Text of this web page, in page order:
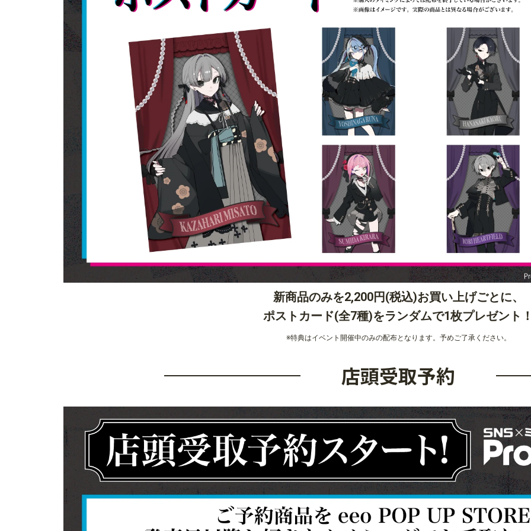
新商品のみを2,200円(税込)お買い上げごとに、
ポストカード(全7種)をランダムで1枚プレゼント
※特典はイベント開催中のみの配布となります。予めご了承ください。
店頭受取予約